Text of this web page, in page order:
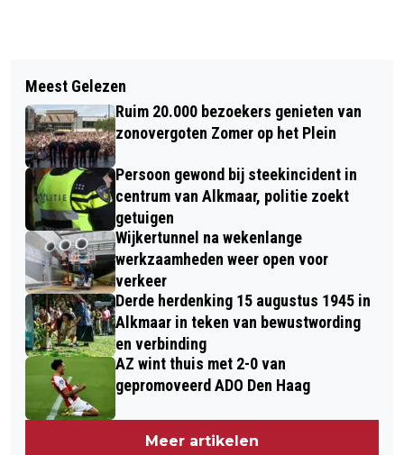
ERE-INSIGNE IN GOUD VAN DE STAD
ALKMAAR VOOR JUDITH WARRIES
ALKMAAR WERKT AAN VEILIGER
FIETSNETWERK EN VERWIJDERT
BIJNA 100 FIETSPADPAALTJES
Meest Gelezen
Ruim 20.000 bezoekers genieten van
zonovergoten Zomer op het Plein
Persoon gewond bij steekincident in
centrum van Alkmaar, politie zoekt
getuigen
Wijkertunnel na wekenlange
werkzaamheden weer open voor
verkeer
Derde herdenking 15 augustus 1945 in
Alkmaar in teken van bewustwording
en verbinding
AZ wint thuis met 2-0 van
gepromoveerd ADO Den Haag
Meer artikelen